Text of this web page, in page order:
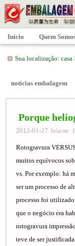
Sua localização: casa
notícias embalagem
Porque
2012-01-27 leia-se:
Rotogravura
muitos equívocos
vs. Por exemplo: há
ser um processo de
processo foi
que o negócio era
rotogravura
teve de ser
Início Quem